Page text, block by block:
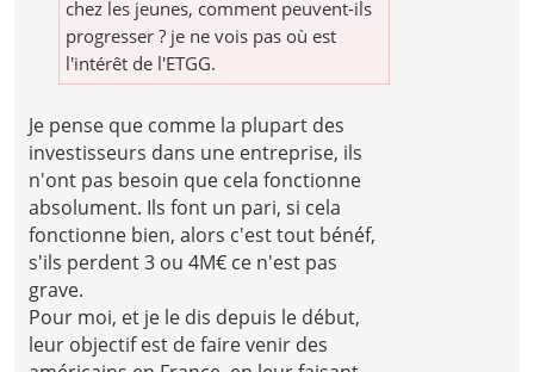
chez les jeunes, comment peuvent-ils
progresser ? je ne vois pas où est
l'intérêt de l'ETGG.
Je pense que comme la plupart des
investisseurs dans une entreprise, ils
n'ont pas besoin que cela fonctionne
absolument. Ils font un pari, si cela
fonctionne bien, alors c'est tout bénéf,
s'ils perdent 3 ou 4M€ ce n'est pas
grave.
Pour moi, et je le dis depuis le début,
leur objectif est de faire venir des